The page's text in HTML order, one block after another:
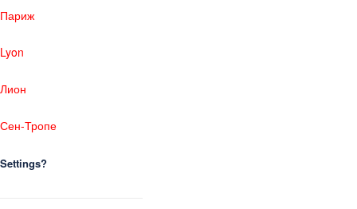
Париж
Lyon
Лион
Сен-Тропе
Settings?